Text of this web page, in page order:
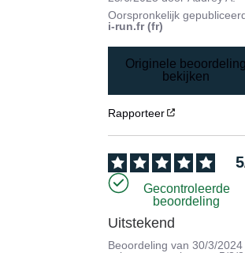
Oorspronkelijk
i-run.fr (fr)
Originele
bekijken
Rapporteer
5
Gecontroleerde
beoordeling
Uitstekend
Beoordeling van30/3/2024